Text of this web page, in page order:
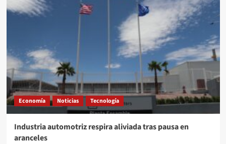
Economía Noticias Tecnología
Industria automotriz respira aliviada tras pausa en
aranceles